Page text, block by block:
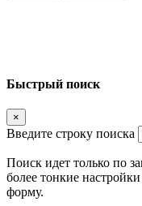
Быстрый поиск
×
Введите строку поиска
Поиск идет только по
более тонкие
форму.